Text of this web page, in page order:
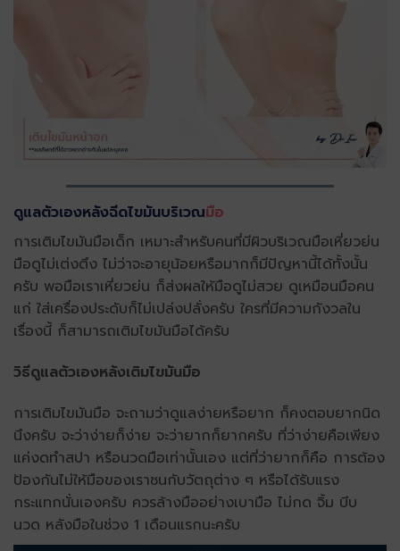
ดูแลตัวเองหลังฉีดไขมันบริเวณมือ
การเติมไขมันมือเด็ก เหมาะสำหรับคนที่มีผิวบริเวณมือเหี่ยวย่น
มือดูไม่เต่งตึง ไม่ว่าจะอายุน้อยหรือมากก็มีปัญหานี้ได้ทั้งนั้น
ครับ พอมือเราเหี่ยวย่น ก็ส่งผลให้มือดูไม่สวย ดูเหมือนมือคน
แก่ ใส่เครื่องประดับก็ไม่เปล่งปลั่งครับ ใครที่มีความกังวลใน
เรื่องนี้ ก็สามารถเติมไขมันมือได้ครับ
วิธีดูแลตัวเองหลังเติมไขมันมือ
การเติมไขมันมือ จะถามว่าดูแลง่ายหรือยาก ก็คงตอบยากนิด
นึงครับ จะว่าง่ายก็ง่าย จะว่ายากก็ยากครับ ที่ว่าง่ายคือเพียง
แค่งดทำสปา หรือนวดมือเท่านั้นเอง แต่ที่ว่ายากก็คือ การต้อง
ป้องกันไม่ให้มือของเราชนกับวัตถุต่าง ๆ หรือได้รับแรง
กระแทกนั่นเองครับ ควรล้างมืออย่างเบามือ ไม่กด จิ้ม บีบ
นวด หลังมือในช่วง 1 เดือนแรกนะครับ